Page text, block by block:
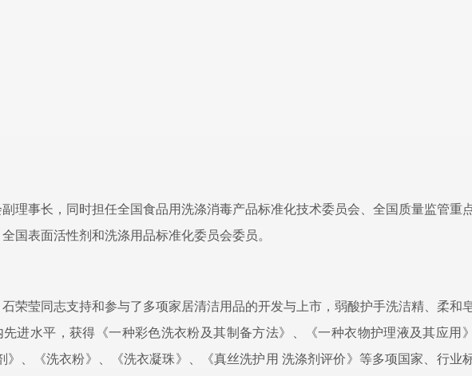
理事长，同时担任全国食品用洗涤消毒产品标准化技术委员会、全国质量监管重
国表面活性剂和洗涤用品标准化委员会委员。
荣莹同志支持和参与了多项家居清洁用品的开发与上市，弱酸护手洗洁精、柔和
进水平，获得《一种彩色洗衣粉及其制备方法》、《一种衣物护理液及其应用
、《洗衣粉》、《洗衣凝珠》、《真丝洗护用 洗涤剂评价》等多项国家、行业